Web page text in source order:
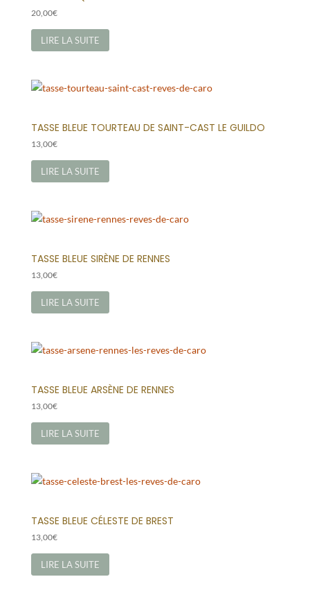
20,00€
LIRE LA SUITE
TASSE BLEUE TOURTEAU DE SAINT-CAST LE GUILDO
13,00€
LIRE LA SUITE
TASSE BLEUE SIRÈNE DE RENNES
13,00€
LIRE LA SUITE
TASSE BLEUE ARSÈNE DE RENNES
13,00€
LIRE LA SUITE
TASSE BLEUE CÉLESTE DE BREST
13,00€
LIRE LA SUITE